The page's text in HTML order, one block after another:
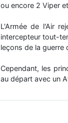
ou encore 2 Viper
L'Armée de l'Air
intercepteur tout-
leçons de la guerre
Cependant, les
au départ avec un